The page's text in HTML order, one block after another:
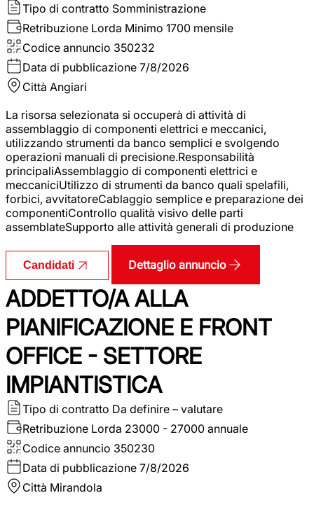
Tipo di contratto Somministrazione
Retribuzione Lorda Minimo 1700 mensile
Codice annuncio 350232
Data di pubblicazione 7/8/2026
Città Angiari
La risorsa selezionata si occuperà di attività di
assemblaggio di componenti elettrici e meccanici,
utilizzando strumenti da banco semplici e svolgendo
operazioni manuali di precisione.Responsabilità
principaliAssemblaggio di componenti elettrici e
meccaniciUtilizzo di strumenti da banco quali spelafili,
forbici, avvitatoreCablaggio semplice e preparazione dei
componentiControllo qualità visivo delle parti
assemblateSupporto alle attività generali di produzione
Candidati Dettaglio annuncio
ADDETTO/A ALLA
PIANIFICAZIONE E FRONT
OFFICE - SETTORE
IMPIANTISTICA
Tipo di contratto Da definire – valutare
Retribuzione Lorda 23000 - 27000 annuale
Codice annuncio 350230
Data di pubblicazione 7/8/2026
Città Mirandola